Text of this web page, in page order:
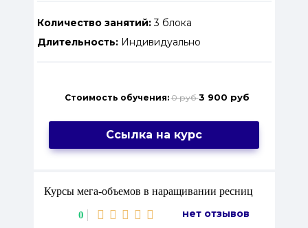
Количество занятий:3 блока
Длительность:Индивидуально
Стоимость обучения: 0 руб3 900 руб
Ссылка на курс
Курсы мега-объемов в наращивании ресниц
0 нет отзывов